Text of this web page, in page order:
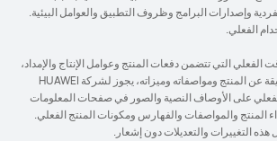
وإصدارات البرامج وظروف التطبيق والعوامل البيئية.
الفعلي.
الفعلي التي تتضمن دفعات المنتج وعوامل الإنتاج والإمداد،
من أجل توفير معلومات دقيقة عن المنتج ومواصفاته وميزاته، يجوز لشركة HUAWEI
على الأوصاف النصية والصور في صفحات المعلومات
المنتج والمواصفات والفهارس ومكونات المنتج الفعلي.
التغييرات والتعديلات دون إشعار.